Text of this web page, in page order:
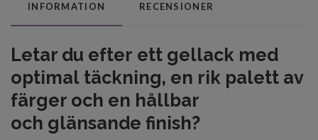
INFORMATION RECENSIONER
Letar du efter ett gellack med
optimal täckning, en rik palett av
färger och en hållbar
och glänsande finish?